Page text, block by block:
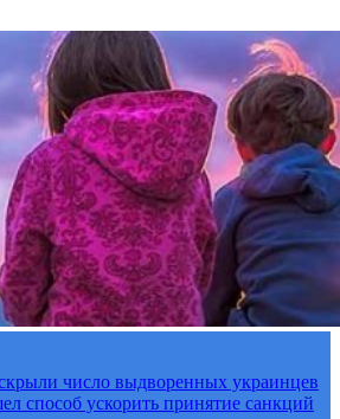
число выдворенных украинцев
способ ускорить принятие санкций